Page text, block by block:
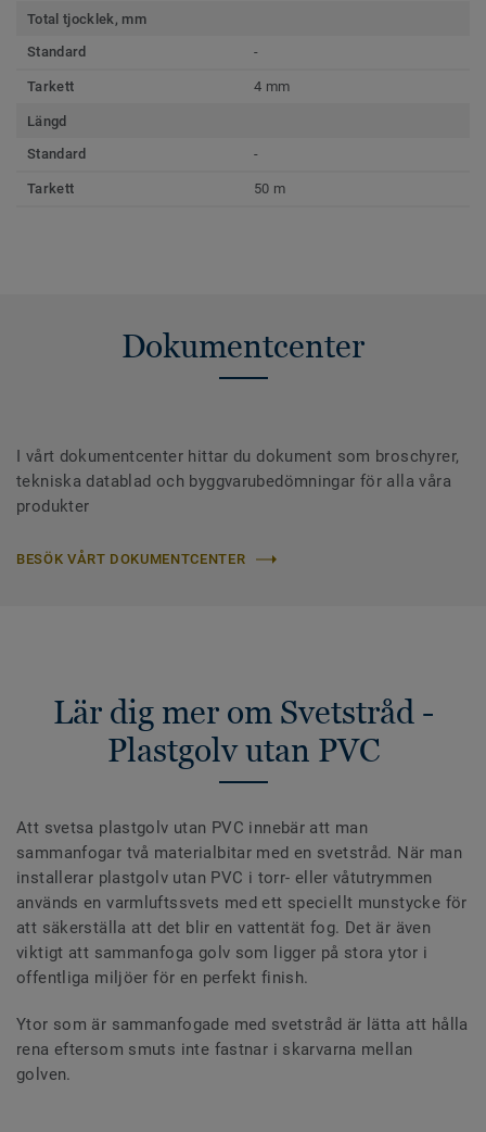
Total tjocklek, mm
Standard
-
Tarkett 4 mm
Längd
Standard
-
Tarkett 50 m
Dokumentcenter
I vårt dokumentcenter hittar du dokument som broschyrer,
tekniska datablad och byggvarubedömningar för alla våra
produkter
BESÖK VÅRT DOKUMENTCENTER
Lär dig mer om Svetstråd -
Plastgolv utan PVC
Att svetsa plastgolv utan PVC innebär att man
sammanfogar två materialbitar med en svetstråd. När man
installerar plastgolv utan PVC i torr- eller våtutrymmen
används en varmluftssvets med ett speciellt munstycke för
att säkerställa att det blir en vattentät fog. Det är även
viktigt att sammanfoga golv som ligger på stora ytor i
offentliga miljöer för en perfekt finish.
Ytor som är sammanfogade med svetstråd är lätta att hålla
rena eftersom smuts inte fastnar i skarvarna mellan
golven.